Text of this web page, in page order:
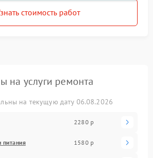
стоимость работ
на услуги ремонта
на текущую дату 06.08.2026
2280 р
питания 1580 р